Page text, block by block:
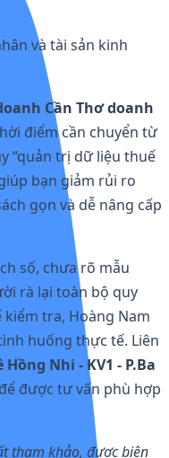
và tài sản kinh
Cần Thơ doanh
điểm cần chuyển từ
“quản trị dữ liệu thuế
bạn giảm rủi ro
gọn và dễ nâng cấp
số, chưa rõ mẫu
rà lại toàn bộ quy
tra, Hoàng Nam
huống thực tế. Liên
Hồng Nhi - KV1 - P.Ba
để được tư vấn phù hợp
tham khảo, được biên